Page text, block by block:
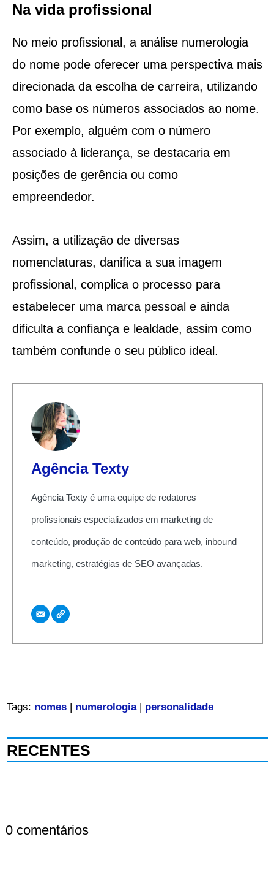
Na vida profissional
No meio profissional, a análise numerologia
do nome pode oferecer uma perspectiva mais
direcionada da escolha de carreira, utilizando
como base os números associados ao nome.
Por exemplo, alguém com o número
associado à liderança, se destacaria em
posições de gerência ou como
empreendedor.
Assim, a utilização de diversas
nomenclaturas, danifica a sua imagem
profissional, complica o processo para
estabelecer uma marca pessoal e ainda
dificulta a confiança e lealdade, assim como
também confunde o seu público ideal.
Agência Texty
Agência Texty é uma equipe de redatores
profissionais especializados em marketing de
conteúdo, produção de conteúdo para web, inbound
marketing, estratégias de SEO avançadas.
Tags: nomes| numerologia| personalidade
RECENTES
0 comentários